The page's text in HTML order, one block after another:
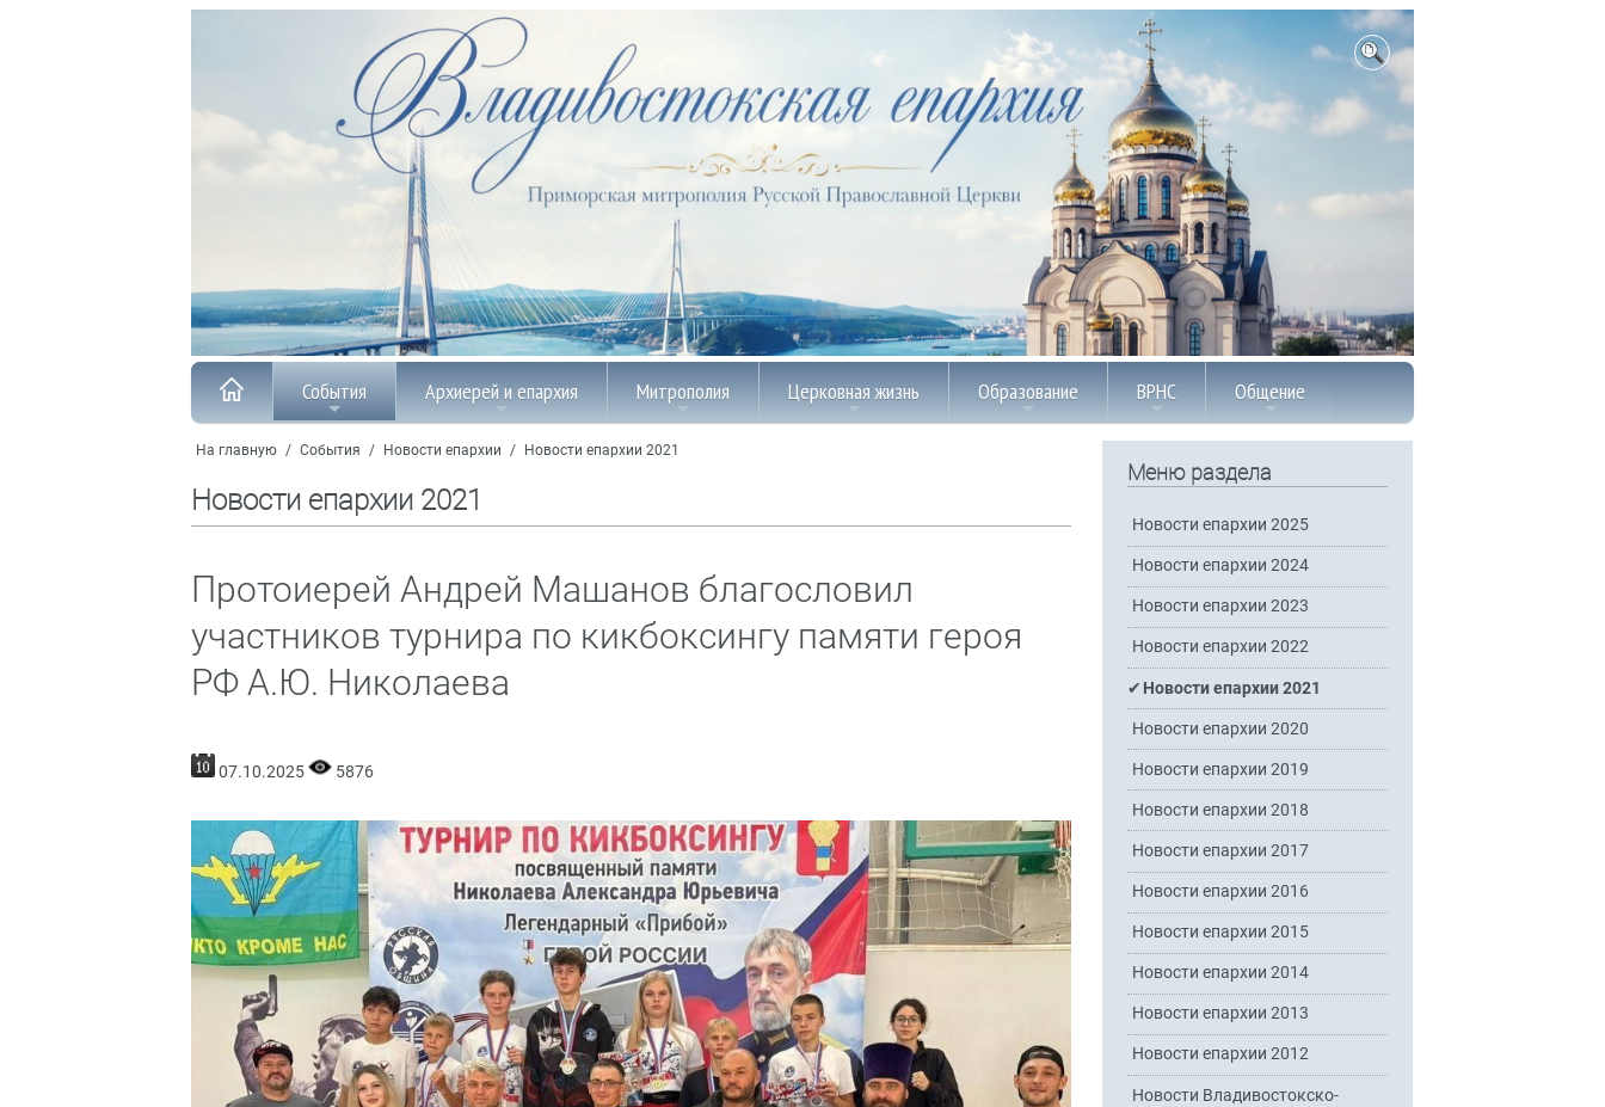
События Архиерей и епархия Митрополия Церковная жизнь Образование ВРНС Общение
На главную / События / Новости епархии / Новости епархии 2021
Новости епархии 2021
Протоиерей Андрей Машанов благословил
участников турнира по кикбоксингу памяти героя
РФ А.Ю. Николаева
07.10.2025 5876
Меню раздела
Новости епархии 2025
Новости епархии 2024
Новости епархии 2023
Новости епархии 2022
Новости епархии 2021
Новости епархии 2020
Новости епархии 2019
Новости епархии 2018
Новости епархии 2017
Новости епархии 2016
Новости епархии 2015
Новости епархии 2014
Новости епархии 2013
Новости епархии 2012
Новости Владивостокско-